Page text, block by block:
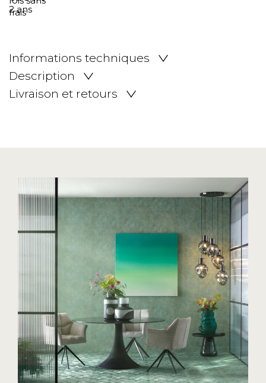
Informations techniques
Description
Livraison et retours